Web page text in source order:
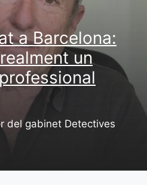
a Barcelona:
un
del gabinet Detectives